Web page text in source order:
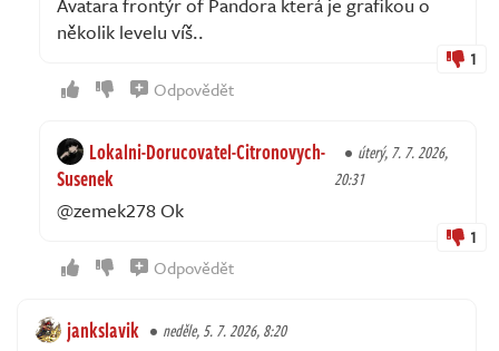
několik levelu víš..
1
Odpovědět
Lokalni-Dorucovatel-Citronovych-
Susenek
úterý, 7. 7. 2026,
20:31
@zemek278 Ok
1
Odpovědět
jankslavik neděle, 5. 7. 2026, 8:20